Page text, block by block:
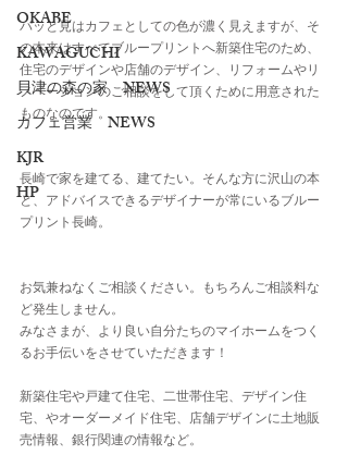
OKABE
KAWAGUCHI
貝津の森の家 NEWS
カフェ営業 NEWS
KJR
HP
パッと見はカフェとしての色が濃く見えますが、そ
の本来はすべてブループリントへ新築住宅のため、
住宅のデザインや店舗のデザイン、リフォームやリ
ノベーションのご相談をして頂くために用意された
ものなのです。
長崎で家を建てる、建てたい。そんな方に沢山の本
と、アドバイスできるデザイナーが常にいるブルー
プリント長崎。
お気兼ねなくご相談ください。もちろんご相談料な
ど発生しません。
みなさまが、より良い自分たちのマイホームをつく
るお手伝いをさせていただきます！
新築住宅や戸建て住宅、二世帯住宅、デザイン住
宅、やオーダーメイド住宅、店舗デザインに土地販
売情報、銀行関連の情報など。